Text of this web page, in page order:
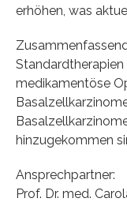
erhöhen, was
medikamentöse
hinzugekommen
Ansprechpartner:
Prof. Dr. med.